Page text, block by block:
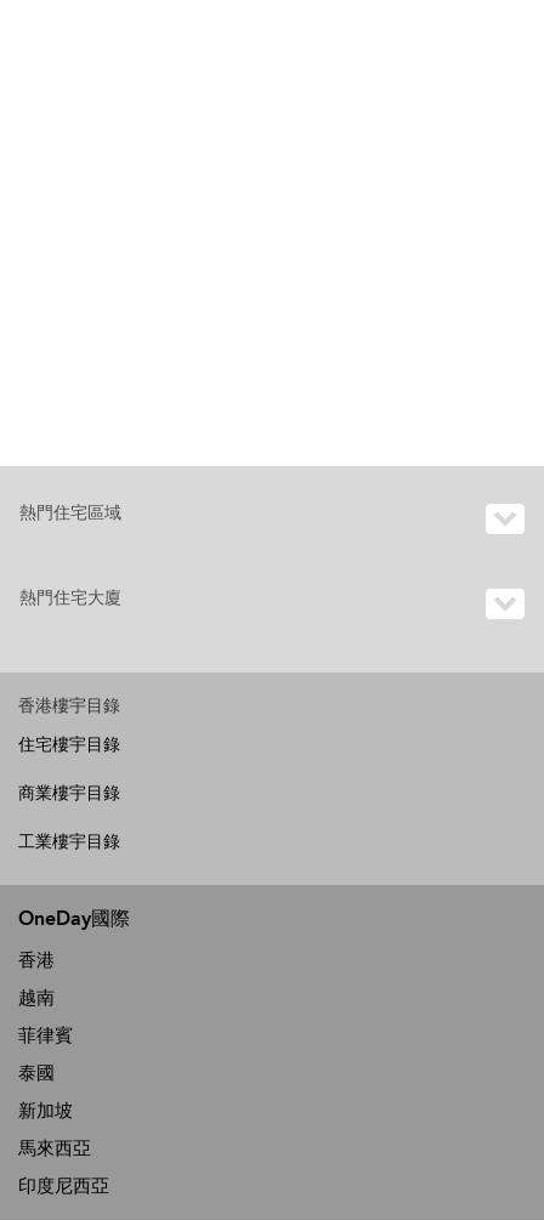
熱門住宅區域
熱門住宅大廈
香港樓宇目錄
住宅樓宇目錄
商業樓宇目錄
工業樓宇目錄
OneDay國際
香港
越南
菲律賓
泰國
新加坡
馬來西亞
印度尼西亞